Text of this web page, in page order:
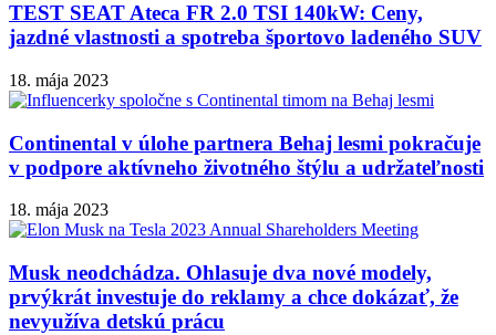
TEST SEAT Ateca FR 2.0 TSI 140kW: Ceny,
jazdné vlastnosti a spotreba športovo ladeného SUV
18. mája 2023
Continental v úlohe partnera Behaj lesmi pokračuje
v podpore aktívneho životného štýlu a udržateľnosti
18. mája 2023
Musk neodchádza. Ohlasuje dva nové modely,
prvýkrát investuje do reklamy a chce dokázať, že
nevyužíva detskú prácu